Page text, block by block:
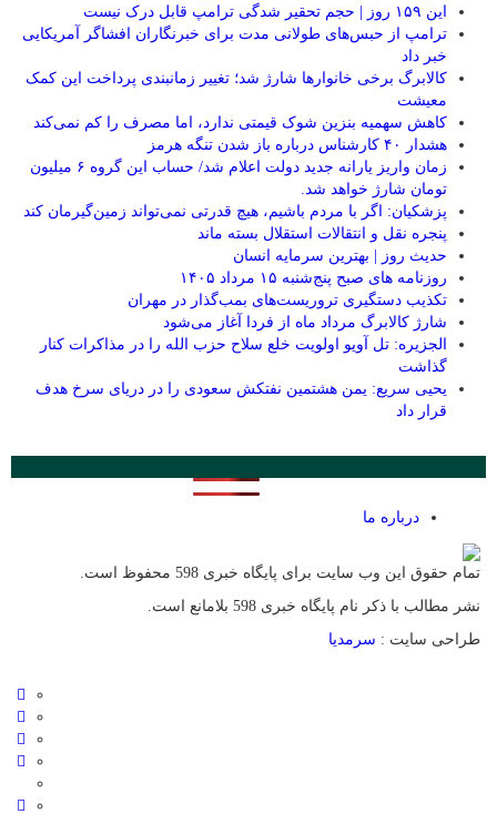
این ۱۵۹ روز | حجم تحقیر شدگی ترامپ قابل درک نیست
ترامپ از حبس‌های طولانی مدت برای خبرنگاران افشاگر آمریکایی
خبر داد
کالابرگ برخی خانوارها شارژ شد؛ تغییر زمانبندی پرداخت این کمک
معیشت
کاهش سهمیه بنزین شوک قیمتی ندارد، اما مصرف را کم نمی‌کند
هشدار ۴۰ کارشناس درباره باز شدن تنگه هرمز
زمان واریز یارانه جدید دولت اعلام شد/ حساب این گروه ۶ میلیون
تومان شارژ خواهد شد.
پزشکیان: اگر با مردم باشیم، هیچ قدرتی نمی‌تواند زمین‌گیرمان کند
پنجره‌ نقل و انتقالات استقلال بسته ماند
حدیث روز | بهترین سرمایه انسان
روزنامه‌ های صبح پنج‌شنبه ۱۵ مرداد ۱۴۰۵
تکذیب دستگیری تروریست‌های بمب‌گذار در مهران
شارژ کالابرگ مرداد ماه از فردا آغاز می‌شود
الجزیره: تل آویو اولویت خلع سلاح حزب الله را در مذاکرات کنار
گذاشت
یحیی سریع: یمن هشتمین نفتکش سعودی را در دریای سرخ هدف
قرار داد
درباره ما
تمام حقوق این وب سایت برای پایگاه خبری 598 محفوظ است.
نشر مطالب با ذکر نام پایگاه خبری 598 بلامانع است.
طراحی سایت : سرمدیا